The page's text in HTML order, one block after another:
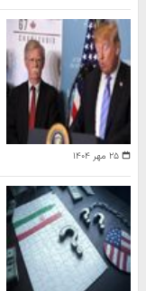
۲۵ مهر ۱۴۰۴